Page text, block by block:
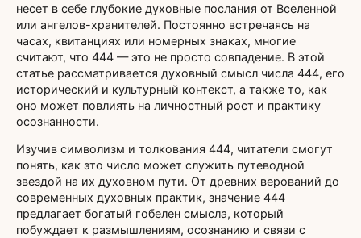
несет в себе глубокие духовные послания от Вселенной
или ангелов-хранителей. Постоянно встречаясь на
часах, квитанциях или номерных знаках, многие
считают, что 444 — это не просто совпадение. В этой
статье рассматривается духовный смысл числа 444, его
исторический и культурный контекст, а также то, как
оно может повлиять на личностный рост и практику
осознанности.
Изучив символизм и толкования 444, читатели смогут
понять, как это число может служить путеводной
звездой на их духовном пути. От древних верований до
современных духовных практик, значение 444
предлагает богатый гобелен смысла, который
побуждает к размышлениям, осознанию и связи с